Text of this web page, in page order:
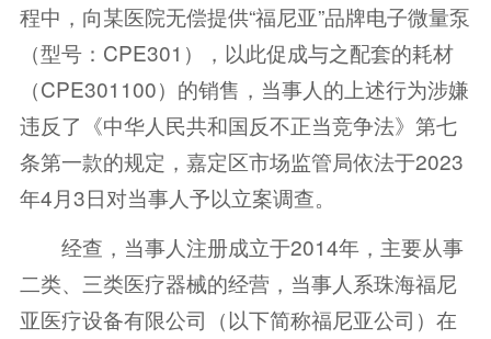
程中，向某医院无偿提供“福尼亚”品牌电子微量泵
（型号：CPE301），以此促成与之配套的耗材
（CPE301100）的销售，当事人的上述行为涉嫌
违反了《中华人民共和国反不正当竞争法》第七
条第一款的规定，嘉定区市场监管局依法于2023
年4月3日对当事人予以立案调查。
经查，当事人注册成立于2014年，主要从事
二类、三类医疗器械的经营，当事人系珠海福尼
亚医疗设备有限公司（以下简称福尼亚公司）在